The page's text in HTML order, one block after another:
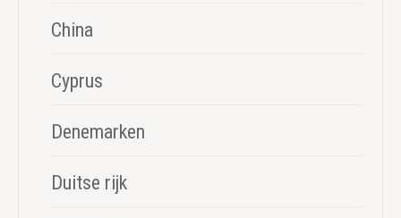
China
Cyprus
Denemarken
Duitse rijk